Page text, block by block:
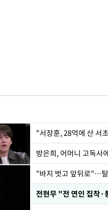
"서장훈, 28억에 산 서
방은희, 어머니 고독사
"바지 벗고 앞뒤로"…
전현무 "전 연인 집착·